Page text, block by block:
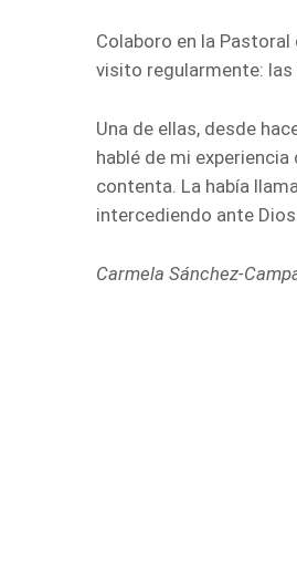
Colaboro en la
visito regularmente:
Una de ellas, desde
hablé de mi
contenta. La había
intercediendo ante
Carmela Sánchez-